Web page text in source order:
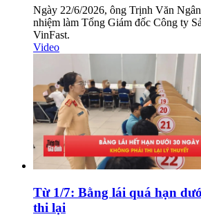
Ngày 22/6/2026, ông Trịnh Văn
nhiệm làm Tổng Giám đốc Công ty
VinFast.
Video
Từ 1/7: Bằng lái quá hạn
thi lại